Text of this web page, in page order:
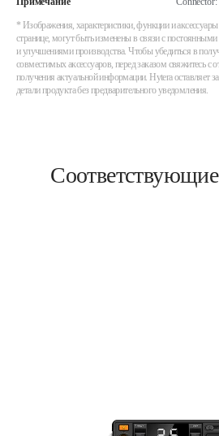
* Изображения, характеристики, функции и
странице, могут быть изменены в связи с
и улучшениями производства. Чтобы убедиться в
совместимых аксессуаров, перед заказом свяжитесь с
получения актуальной информации. Hytera оставляет
детали продукта без предварительного уведомления.